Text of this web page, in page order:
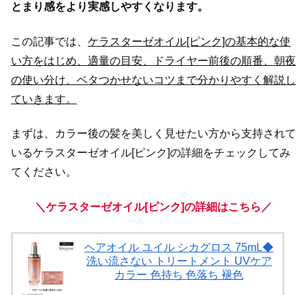
とまり感をより実感しやすくなります。
この記事では、 ケラスターゼオイル[ピンク]の基本的な使
い方をはじめ、適量の目安、ドライヤー前後の順番、朝夜
の使い分け、ベタつかせないコツまで分かりやすく解説し
ていきます。
まずは、カラー後の髪を美しく見せたい方から支持されて
いるケラスターゼオイル[ピンク]の詳細をチェックしてみ
てください。
＼ケラスターゼオイル[ピンク]の詳細はこちら／
ヘアオイル ユイル シカグロス 75mL◆
洗い流さない トリートメント UVケア
カラー 色持ち 色落ち 褪色